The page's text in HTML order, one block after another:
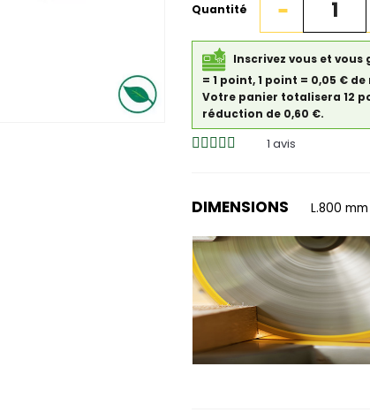
Quantité
Inscrivez vous et vous
= 1 point, 1 point = 0,05 €
Votre panier totalisera 12
réduction de 0,60 €.
1 avis
DIMENSIONS L.800